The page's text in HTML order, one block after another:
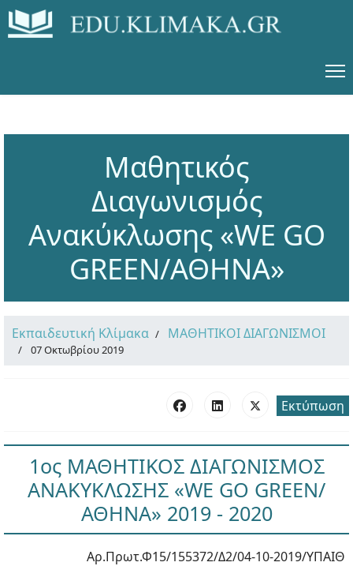
Μαθητικός
Διαγωνισμός
Ανακύκλωσης «WE GO
GREEN/ΑΘΗΝΑ»
Εκπαιδευτική Κλίμακα ΜΑΘΗΤΙΚΟΙ ΔΙΑΓΩΝΙΣΜΟΙ
07 Οκτωβρίου 2019
Εκτύπωση
1ος ΜΑΘΗΤΙΚΟΣ ΔΙΑΓΩΝΙΣΜΟΣ
ΑΝΑΚΥΚΛΩΣΗΣ «WE GO GREEN/
ΑΘΗΝΑ» 2019 - 2020
Αρ.Πρωτ.Φ15/155372/Δ2/04-10-2019/ΥΠΑΙΘ